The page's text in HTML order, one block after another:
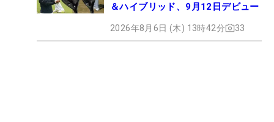
＆ハイブリッド、9月12日デビュー
2026年8月6日 (木) 13時42分 33